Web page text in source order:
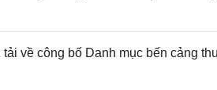
về công bố Danh mục bến cảng